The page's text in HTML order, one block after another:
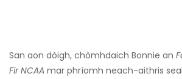
San aon dòigh, chòmhdaich Bonnie an
Fir NCAA mar phrìomh neach-aithris